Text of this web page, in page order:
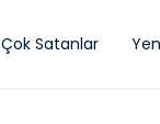
Çok Satanlar